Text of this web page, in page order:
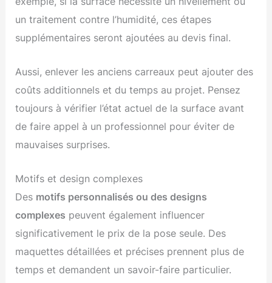
un traitement contre l’humidité, ces étapes
supplémentaires seront ajoutées au devis final.
Aussi, enlever les anciens carreaux peut ajouter des
coûts additionnels et du temps au projet. Pensez
toujours à vérifier l’état actuel de la surface avant
de faire appel à un professionnel pour éviter de
mauvaises surprises.
Motifs et design complexes
Des motifs personnalisés ou des designs
complexes peuvent également influencer
significativement le prix de la pose seule. Des
maquettes détaillées et précises prennent plus de
temps et demandent un savoir-faire particulier.